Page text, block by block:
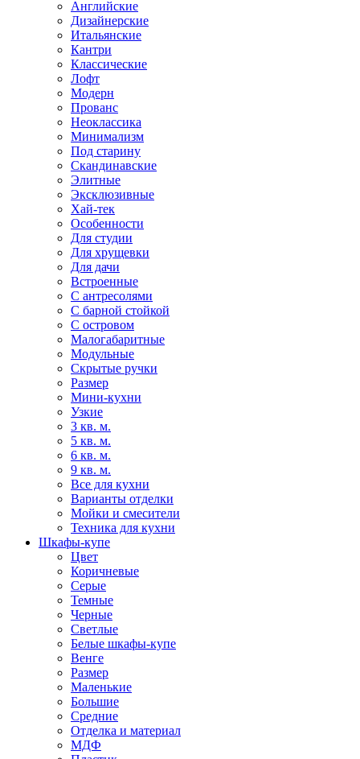
Английские
Дизайнерские
Итальянские
Кантри
Классические
Лофт
Модерн
Прованс
Неоклассика
Минимализм
Под старину
Скандинавские
Элитные
Эксклюзивные
Хай-тек
Особенности
Для студии
Для хрущевки
Для дачи
Встроенные
С антресолями
С барной стойкой
С островом
Малогабаритные
Модульные
Скрытые ручки
Размер
Мини-кухни
Узкие
3 кв. м.
5 кв. м.
6 кв. м.
9 кв. м.
Все для кухни
Варианты отделки
Мойки и смесители
Техника для кухни
Шкафы-купе
Цвет
Коричневые
Серые
Темные
Черные
Светлые
Белые шкафы-купе
Венге
Размер
Маленькие
Большие
Средние
Отделка и материал
МДФ